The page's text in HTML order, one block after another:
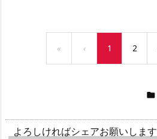
« ‹ 1 2

よろしければシェアお願いします